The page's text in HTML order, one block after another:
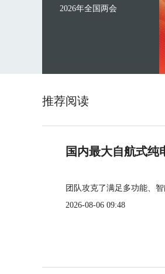
2026年全国两会
推荐阅读
国内最大自航式纯
团队攻克了满足多功能、
2026-08-06 09:48